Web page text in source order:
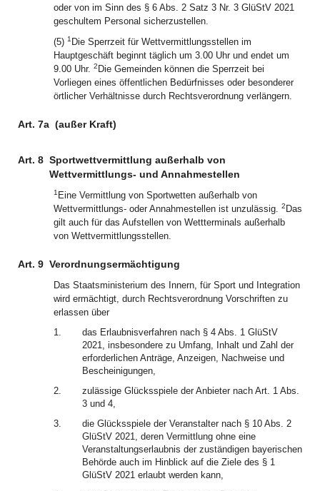
oder von im Sinn des § 6 Abs. 2 Satz 3 Nr. 3 GlüStV 2021
geschultem Personal sicherzustellen.
(5) 1 Die Sperrzeit für Wettvermittlungsstellen im
Hauptgeschäft beginnt täglich um 3.00 Uhr und endet um
9.00 Uhr. 2 Die Gemeinden können die Sperrzeit bei
Vorliegen eines öffentlichen Bedürfnisses oder besonderer
örtlicher Verhältnisse durch Rechtsverordnung verlängern.
Art. 7a (außer Kraft)
Art. 8 Sportwettvermittlung außerhalb von
Wettvermittlungs- und Annahmestellen
1 Eine Vermittlung von Sportwetten außerhalb von
Wettvermittlungs- oder Annahmestellen ist unzulässig. 2 Das
gilt auch für das Aufstellen von Wettterminals außerhalb
von Wettvermittlungsstellen.
Art. 9 Verordnungsermächtigung
Das Staatsministerium des Innern, für Sport und Integration
wird ermächtigt, durch Rechtsverordnung Vorschriften zu
erlassen über
1.
das Erlaubnisverfahren nach § 4 Abs. 1 GlüStV
2021, insbesondere zu Umfang, Inhalt und Zahl der
erforderlichen Anträge, Anzeigen, Nachweise und
Bescheinigungen,
2.
zulässige Glücksspiele der Anbieter nach Art. 1 Abs.
3 und 4,
3.
die Glücksspiele der Veranstalter nach § 10 Abs. 2
GlüStV 2021, deren Vermittlung ohne eine
Veranstaltungserlaubnis der zuständigen bayerischen
Behörde auch im Hinblick auf die Ziele des § 1
GlüStV 2021 erlaubt werden kann,